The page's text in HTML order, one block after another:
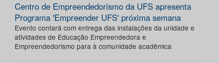
Centro de Empreendedorismo da UFS apresenta
Programa 'Empreender UFS' próxima semana
Evento contará com entrega das instalações da unidade e
atividades de Educação Empreendedora e
Empreendedorismo para à comunidade acadêmica